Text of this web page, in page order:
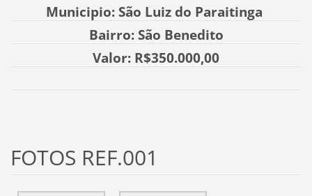
Municipio: São Luiz do Paraitinga
Bairro: São Benedito
Valor: R$350.000,00
FOTOS REF.001